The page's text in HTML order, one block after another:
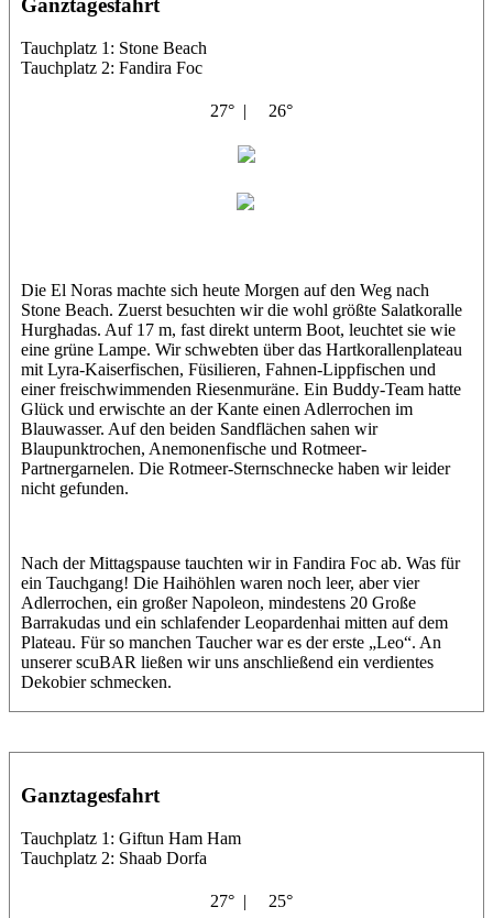
Ganztagesfahrt
Tauchplatz 1: Stone Beach
Tauchplatz 2: Fandira Foc
27° | 26°
Die El Noras machte sich heute Morgen auf den Weg nach
Stone Beach. Zuerst besuchten wir die wohl größte Salatkoralle
Hurghadas. Auf 17 m, fast direkt unterm Boot, leuchtet sie wie
eine grüne Lampe. Wir schwebten über das Hartkorallenplateau
mit Lyra-Kaiserfischen, Füsilieren, Fahnen-Lippfischen und
einer freischwimmenden Riesenmuräne. Ein Buddy-Team hatte
Glück und erwischte an der Kante einen Adlerrochen im
Blauwasser. Auf den beiden Sandflächen sahen wir
Blaupunktrochen, Anemonenfische und Rotmeer-
Partnergarnelen. Die Rotmeer-Sternschnecke haben wir leider
nicht gefunden.
Nach der Mittagspause tauchten wir in Fandira Foc ab. Was für
ein Tauchgang! Die Haihöhlen waren noch leer, aber vier
Adlerrochen, ein großer Napoleon, mindestens 20 Große
Barrakudas und ein schlafender Leopardenhai mitten auf dem
Plateau. Für so manchen Taucher war es der erste „Leo“. An
unserer scuBAR ließen wir uns anschließend ein verdientes
Dekobier schmecken.
Ganztagesfahrt
Tauchplatz 1: Giftun Ham Ham
Tauchplatz 2: Shaab Dorfa
27° | 25°